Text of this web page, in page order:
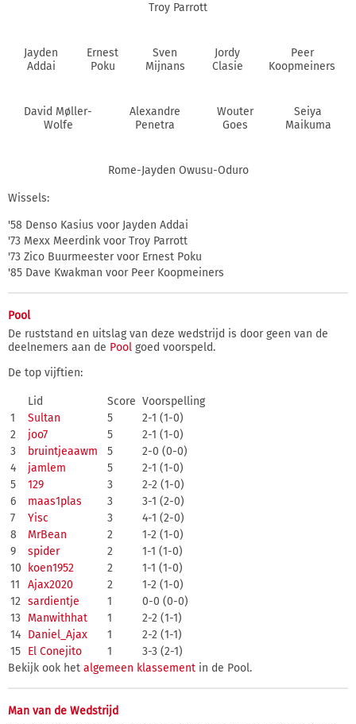
Troy Parrott
Jayden
Addai
Ernest
Poku
Sven
Mijnans
Jordy
Clasie
Peer
Koopmeiners
David Møller-
Wolfe
Alexandre
Penetra
Wouter
Goes
Seiya
Maikuma
Rome-Jayden Owusu-Oduro
Wissels:
'58 Denso Kasius voor Jayden Addai
'73 Mexx Meerdink voor Troy Parrott
'73 Zico Buurmeester voor Ernest Poku
'85 Dave Kwakman voor Peer Koopmeiners
Pool
De ruststand en uitslag van deze wedstrijd is door geen van de
deelnemers aan de Pool goed voorspeld.
De top vijftien:
Lid Score Voorspelling
1
Sultan 5
2-1 (1-0)
2
joo7 5
2-1 (1-0)
3
bruintjeaawm 5
2-0 (0-0)
4
jamlem 5
2-1 (1-0)
5
129 3
2-2 (1-0)
6
maas1plas 3
3-1 (2-0)
7
Yisc 3
4-1 (2-0)
8
MrBean 2
1-2 (1-0)
9
spider 2
1-1 (1-0)
10
koen1952 2
1-1 (1-0)
11
Ajax2020 2
1-2 (1-0)
12 sardientje 1
0-0 (0-0)
13 Manwithhat 1
2-2 (1-1)
14 Daniel_Ajax 1
2-2 (1-1)
15 El Conejito 1
3-3 (2-1)
Bekijk ook het algemeen klassement in de Pool.
Man van de Wedstrijd